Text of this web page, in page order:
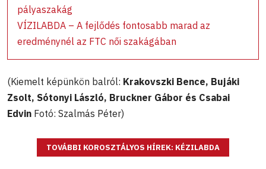
pályaszakág
VÍZILABDA – A fejlődés fontosabb marad az
eredménynél az FTC női szakágában
(Kiemelt képünkön balról: Krakovszki Bence, Bujáki
Zsolt, Sótonyi László, Bruckner Gábor és Csabai
Edvin Fotó: Szalmás Péter)
TOVÁBBI KOROSZTÁLYOS HÍREK: KÉZILABDA